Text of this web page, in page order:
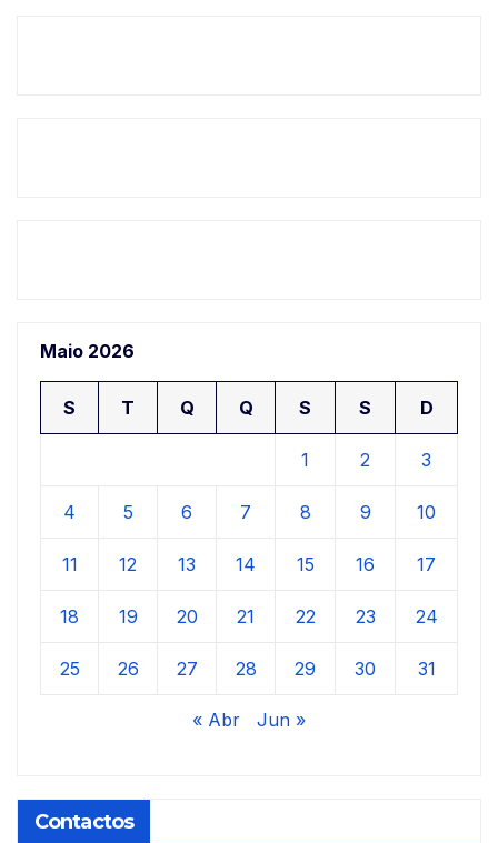
Maio 2026
S T Q Q S S D
1 2 3
4 5 6 7 8 9 10
11 12 13 14 15 16 17
18 19 20 21 22 23 24
25 26 27 28 29 30 31
« Abr Jun »
Contactos